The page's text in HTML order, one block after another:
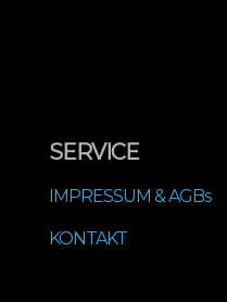
SERVICE
IMPRESSUM & AGBs
KONTAKT